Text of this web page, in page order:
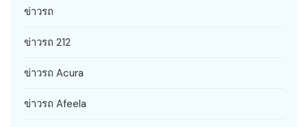
ข่าวรถ
ข่าวรถ 212
ข่าวรถ Acura
ข่าวรถ Afeela